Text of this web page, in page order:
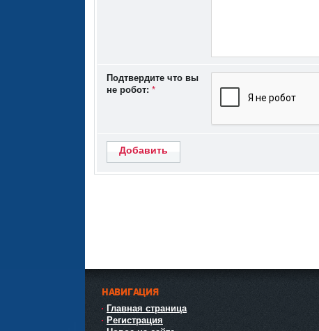
Подтвердите что вы
не робот: *
Добавить
НАВИГАЦИЯ
Главная страница
Регистрация